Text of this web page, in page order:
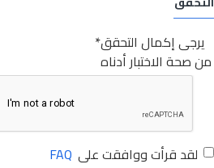
يرجى إكمال التحقق
من صحة الاختبار أدناه
لقد قرأت ووافقت على FAQ